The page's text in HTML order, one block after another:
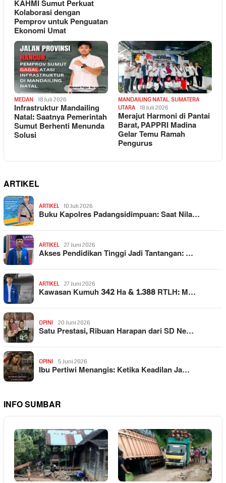
KAHMI Sumut Perkuat
Kolaborasi dengan
Pemprov untuk Penguatan
Ekonomi Umat
MEDAN 18 Juli 2026
Infrastruktur Mandailing
Natal: Saatnya Pemerintah
Sumut Berhenti Menunda
Solusi
MANDAILING NATAL, SUMATERA
UTARA
18 Juli 2026
Merajut Harmoni di Pantai
Barat, PAPPRI Madina
Gelar Temu Ramah
Pengurus
ARTIKEL
ARTIKEL 10 Juli 2026
Buku Kapolres Padangsidimpuan: Saat Nila…
ARTIKEL 27 Juni 2026
Akses Pendidikan Tinggi Jadi Tantangan: …
ARTIKEL 27 Juni 2026
Kawasan Kumuh 342 Ha & 1.388 RTLH: M…
OPINI 20 Juni 2026
Satu Prestasi, Ribuan Harapan dari SD Ne…
OPINI 5 Juni 2026
Ibu Pertiwi Menangis: Ketika Keadilan Ja…
INFO SUMBAR